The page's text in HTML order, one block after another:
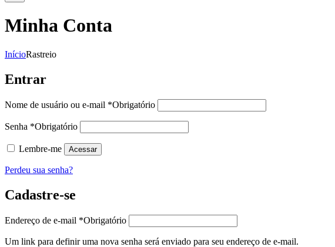
Minha Conta
InícioRastreio
Entrar
Nome de usuário ou e-mail *Obrigatório
Senha *Obrigatório
Lembre-me Acessar
Perdeu sua senha?
Cadastre-se
Endereço de e-mail *Obrigatório
Um link para definir uma nova senha será enviado para seu endereço de e-mail.